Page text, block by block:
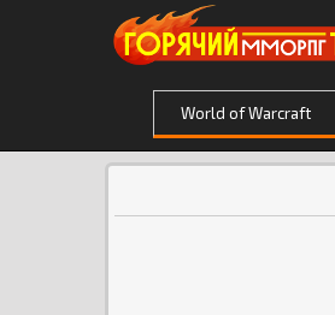
World of Warcraft